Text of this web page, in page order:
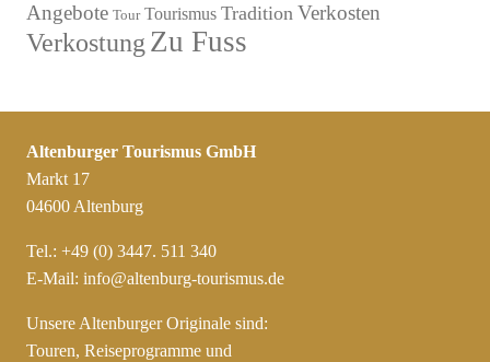
Angebote Tour Tourismus Tradition Verkosten
Verkostung Zu Fuss
Altenburger Tourismus GmbH
Markt 17
04600 Altenburg
Tel.: +49 (0) 3447. 511 340
E-Mail: info@altenburg-tourismus.de
Unsere Altenburger Originale sind:
Touren, Reiseprogramme und